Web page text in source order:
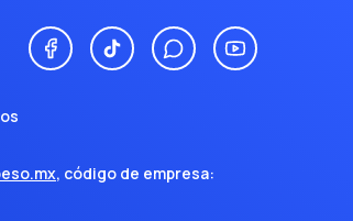
, código de empresa: